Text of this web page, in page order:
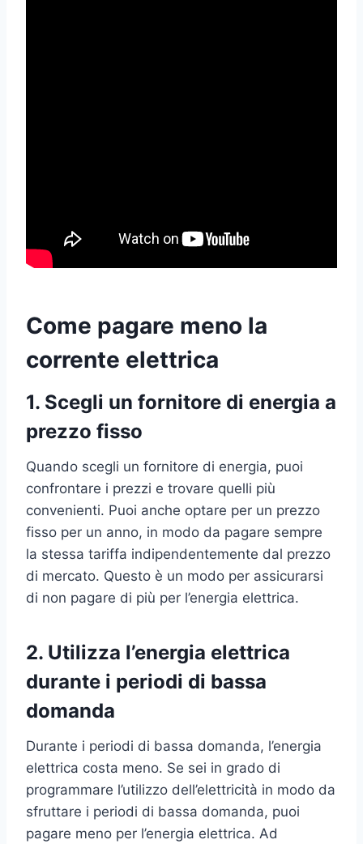
Come pagare meno la
corrente elettrica
1. Scegli un fornitore di energia a
prezzo fisso
Quando scegli un fornitore di energia, puoi
confrontare i prezzi e trovare quelli più
convenienti. Puoi anche optare per un prezzo
fisso per un anno, in modo da pagare sempre
la stessa tariffa indipendentemente dal prezzo
di mercato. Questo è un modo per assicurarsi
di non pagare di più per l’energia elettrica.
2. Utilizza l’energia elettrica
durante i periodi di bassa
domanda
Durante i periodi di bassa domanda, l’energia
elettrica costa meno. Se sei in grado di
programmare l’utilizzo dell’elettricità in modo da
sfruttare i periodi di bassa domanda, puoi
pagare meno per l’energia elettrica. Ad